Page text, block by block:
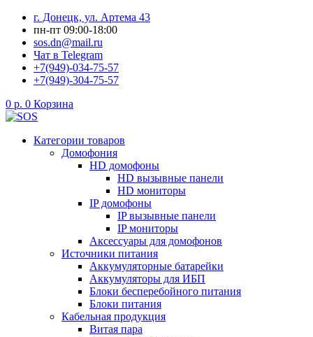
Перейти
содержимому
г. Донецк, ул. Артема 43
пн-пт 09:00-18:00
sos.dn@mail.ru
Чат в Telegram
+7(949)-034-75-57
+7(949)-304-75-57
0 р. 0 Корзина
Категории товаров
Домофония
HD домофоны
HD вызывные панели
HD мониторы
IP домофоны
IP вызывные панели
IP мониторы
Аксессуары для домофонов
Источники питания
Аккумуляторные батарейки
Аккумуляторы для ИБП
Блоки бесперебойного питания
Блоки питания
Кабельная продукция
Витая пара